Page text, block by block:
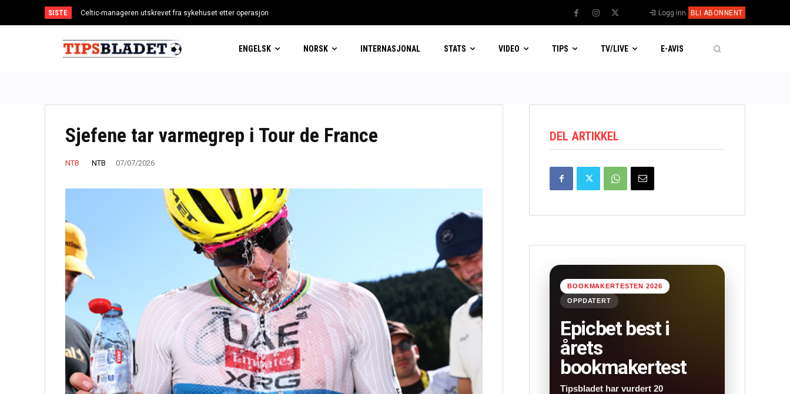
SISTE Celtic-manageren utskrevet fra sykehuset etter operasjon
Ingebrigtsen-comeback i Diamond League – påmeldt i Zürich Logg inn BLI ABONNENT
ENGELSK NORSK INTERNASJONAL STATS VIDEO TIPS TV/LIVE E-AVIS
Sjefene tar varmegrep i Tour de France
NTB NTB 07/07/2026
DEL ARTIKKEL
BOOKMAKERTESTEN 2026
OPPDATERT
Epicbet best i
årets
bookmakertest
Tipsbladet har vurdert 20